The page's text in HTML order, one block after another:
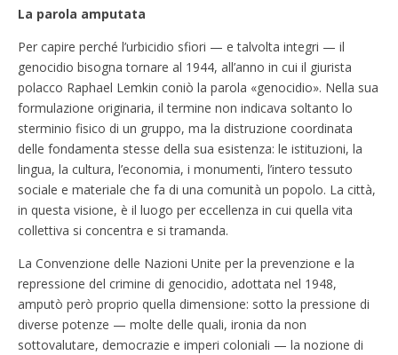
La parola amputata
Per capire perché l’urbicidio sfiori — e talvolta integri — il
genocidio bisogna tornare al 1944, all’anno in cui il giurista
polacco Raphael Lemkin coniò la parola «genocidio». Nella sua
formulazione originaria, il termine non indicava soltanto lo
sterminio fisico di un gruppo, ma la distruzione coordinata
delle fondamenta stesse della sua esistenza: le istituzioni, la
lingua, la cultura, l’economia, i monumenti, l’intero tessuto
sociale e materiale che fa di una comunità un popolo. La città,
in questa visione, è il luogo per eccellenza in cui quella vita
collettiva si concentra e si tramanda.
La Convenzione delle Nazioni Unite per la prevenzione e la
repressione del crimine di genocidio, adottata nel 1948,
amputò però proprio quella dimensione: sotto la pressione di
diverse potenze — molte delle quali, ironia da non
sottovalutare, democrazie e imperi coloniali — la nozione di